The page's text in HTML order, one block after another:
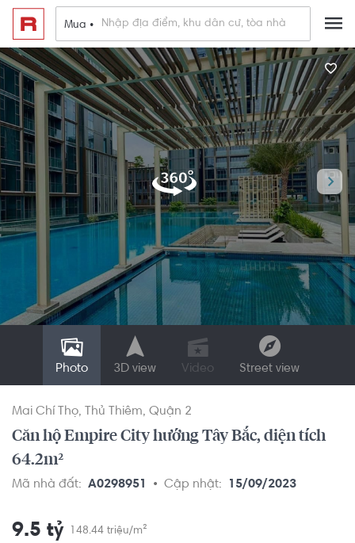
Mua •
Photo 3D view Video Street view
Mai Chí Thọ Thủ Thiêm Quận 2
Căn hộ Empire City hướng Tây Bắc, diện tích
64.2m²
Mã nhà đất: A0298951 Cập nhật: 15/09/2023
9.5 tỷ 148.44 triệu/m²